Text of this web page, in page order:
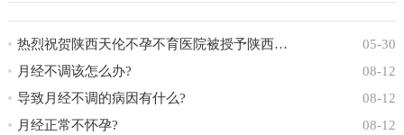
05-30
热烈祝贺陕西天伦不孕不育医院被授予陕西省中
08-12
月经不调该怎么办?
08-12
导致月经不调的病因有什么?
08-12
月经正常不怀孕?